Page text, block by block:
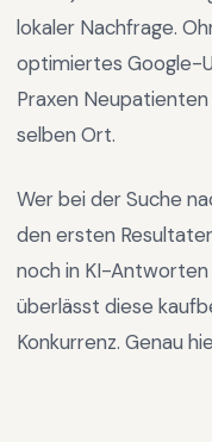
lokaler Nachfrage.
optimiertes Google-
Praxen
selben Ort.
Wer bei der Suche
den ersten
noch in KI-
überlässt diese
Konkurrenz. Genau